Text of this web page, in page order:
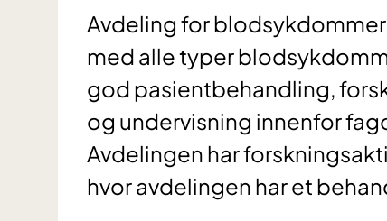
Avdeling for
med alle typer
god pasientbehandling,
og undervisning innenfor
Avdelingen har
hvor avdelingen har et